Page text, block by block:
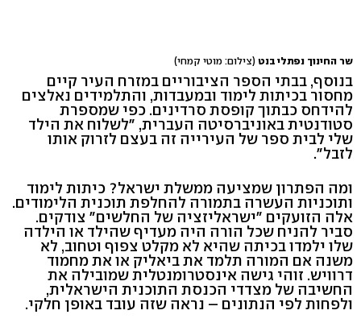
שר החינוך נפתלי בנט (צילום: מוטי קמחי)
בנוסף, בבתי הספר הציבוריים במזרח העיר קיים
מחסור בכיתות לימוד ובמעבדות, והתלמידים נאלצים
להידחס כבתוך קופסת סרדינים. כפי שמספרת
סטודנטית באוניברסיטה העברית, "לשלוח את הילד
שלי לבית ספר של העירייה זה בעצם לזרוק אותו
לזבל".
ומה הפתרון שמציעה ממשלת ישראל? כיתות לימוד
ותוכניות העשרה בתמורה להחלפת תוכנית הלימודים.
אלה הזועקים "ישראליזציה של החלשים" צודקים.
סביר להניח שכל הורה היה מעדיף שהילד או הילדה
שלו ילמדו בכיתה שהיא לא מקלט צפוף וטחוב, לא
משנה אם המורה תלמד את ביאליק או את מחמוד
דרוויש. זוהי גישה אינסטרומנטלית שמובילה את
החשיבה של מצדדי הכנסת התוכנית הישראלית,
ולפחות לפי הנתונים – נראה שזה עובד באופן חלקי.